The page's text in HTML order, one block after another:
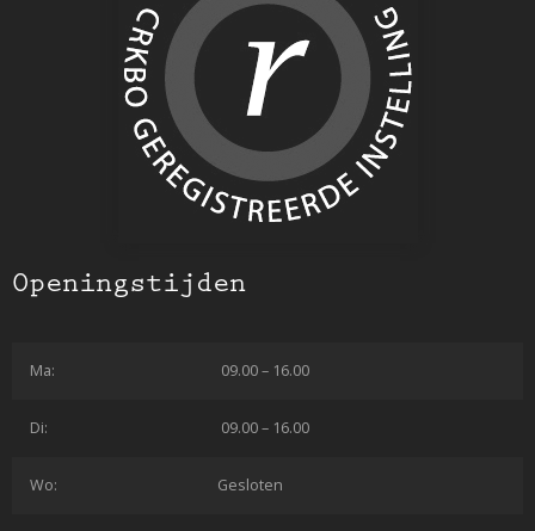
Openingstijden
Ma: 09.00 – 16.00
Di: 09.00 – 16.00
Wo: Gesloten